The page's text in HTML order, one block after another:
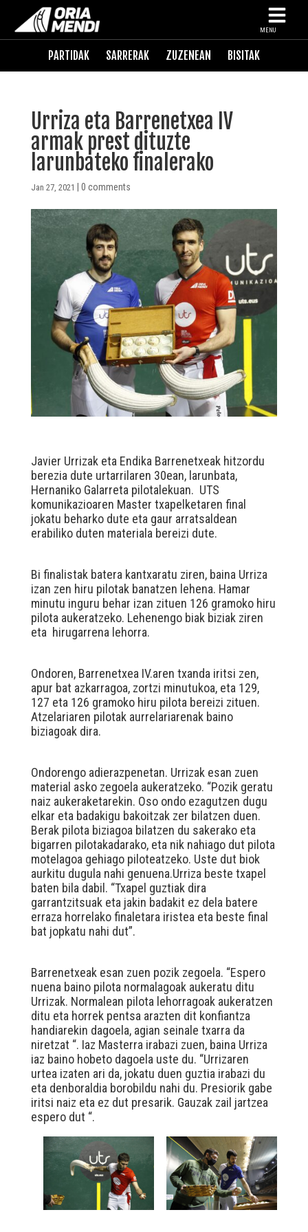
MENU
PARTIDAK SARRERAK ZUZENEAN BISITAK
Urriza eta Barrenetxea IV
armak prest dituzte
larunbateko finalerako
Jan 27, 2021 0 comments
Javier Urrizak eta Endika Barrenetxeak hitzordu
berezia dute urtarrilaren 30ean, larunbata,
Hernaniko Galarreta pilotalekuan. UTS
komunikazioaren Master txapelketaren final
jokatu beharko dute eta gaur arratsaldean
erabiliko duten materiala bereizi dute.
Bi finalistak batera kantxaratu ziren, baina Urriza
izan zen hiru pilotak banatzen lehena. Hamar
minutu inguru behar izan zituen 126 gramoko hiru
pilota aukeratzeko. Lehenengo biak biziak ziren
eta hirugarrena lehorra.
Ondoren, Barrenetxea IV.aren txanda iritsi zen,
apur bat azkarragoa, zortzi minutukoa, eta 129,
127 eta 126 gramoko hiru pilota bereizi zituen.
Atzelariaren pilotak aurrelariarenak baino
biziagoak dira.
Ondorengo adierazpenetan. Urrizak esan zuen
material asko zegoela aukeratzeko. “Pozik geratu
naiz aukeraketarekin. Oso ondo ezagutzen dugu
elkar eta badakigu bakoitzak zer bilatzen duen.
Berak pilota biziagoa bilatzen du sakerako eta
bigarren pilotakadarako, eta nik nahiago dut pilota
motelagoa gehiago piloteatzeko. Uste dut biok
aurkitu dugula nahi genuena.Urriza beste txapel
baten bila dabil. “Txapel guztiak dira
garrantzitsuak eta jakin badakit ez dela batere
erraza horrelako finaletara iristea eta beste final
bat jopkatu nahi dut”.
Barrenetxeak esan zuen pozik zegoela. “Espero
nuena baino pilota normalagoak aukeratu ditu
Urrizak. Normalean pilota lehorragoak aukeratzen
ditu eta horrek pentsa arazten dit konfiantza
handiarekin dagoela, agian seinale txarra da
niretzat “. Iaz Masterra irabazi zuen, baina Urriza
iaz baino hobeto dagoela uste du. “Urrizaren
urtea izaten ari da, jokatu duen guztia irabazi du
eta denboraldia borobildu nahi du. Presiorik gabe
iritsi naiz eta ez dut presarik. Gauzak zail jartzea
espero dut “.